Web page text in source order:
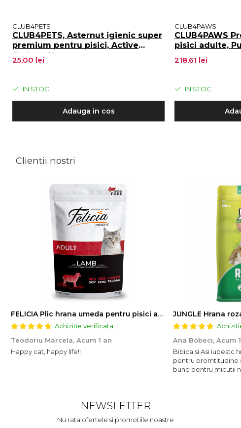
CLUB4PETS
CLUB4PETS, Asternut igienic super
premium pentru pisici, Active
Carbon, 5L
25,00 lei
IN STOC
Adauga in cos
CLUB4PAWS
CLUB4PAWS
pisici adulte,
218,61 lei
IN STOC
Clientii nostri
FELICIA Plic hrana umeda pentru pisici adulte, cu Miel, Set 12x85g
Achizitie verificata
Teodoriu Marcela, Acum 1 an
Happy cat, happy life!!
JUNGLE Hrana
Ana Bobeci, Acum
Bibica si Asi iubestc
pentru promtitudine
bune pentru micutii
NEWSLETTER
Nu rata ofertele si promotiile noastre